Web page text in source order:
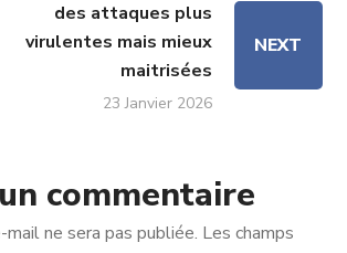
des attaques plus
virulentes mais mieux
maitrisées
23 Janvier 2026
NEXT
commentaire
ne sera pas publiée. Les champs